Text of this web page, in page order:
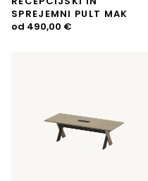
SPREJEMNI PULT MAK
od 490,00 €